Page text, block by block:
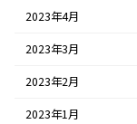
2023年4月
2023年3月
2023年2月
2023年1月